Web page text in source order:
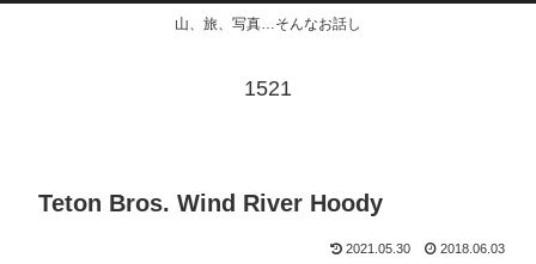
山、旅、写真…そんなお話し
1521
Teton Bros. Wind River Hoody
2021.05.30 2018.06.03